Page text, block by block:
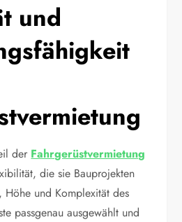
und
der Fahrgerüstvermietung
die sie Bauprojekten
Höhe und Komplexität des
passgenau ausgewählt und